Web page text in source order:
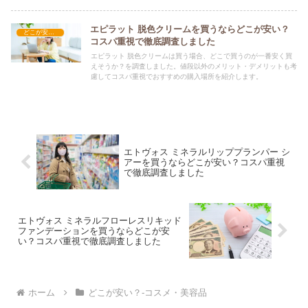
どこが安い？-コスメ・美容品
エピラット 脱色クリームを買うならどこが安い？
コスパ重視で徹底調査しました
エピラット 脱色クリームは買う場合、どこで買うのが一番安く買
えそうか？を調査しました。値段以外のメリット・デメリットも考
慮してコスパ重視でおすすめの購入場所を紹介します。
エトヴォス ミネラルリッププランパー シ
アーを買うならどこが安い？コスパ重視
で徹底調査しました
エトヴォス ミネラルフローレスリキッド
ファンデーションを買うならどこが安
い？コスパ重視で徹底調査しました
ホーム どこが安い？-コスメ・美容品